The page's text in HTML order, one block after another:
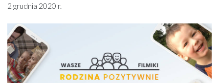
2 grudnia 2020 r.